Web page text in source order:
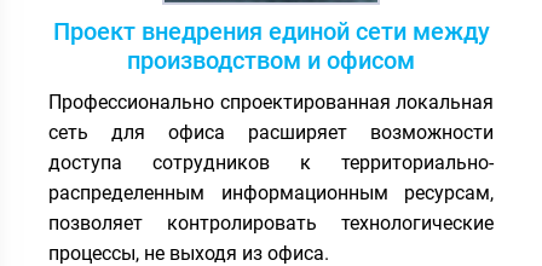
Проект внедрения единой сети между
производством и офисом
Профессионально спроектированная локальная
сеть для офиса расширяет возможности
доступа сотрудников к территориально-
распределенным информационным ресурсам,
позволяет контролировать технологические
процессы, не выходя из офиса.